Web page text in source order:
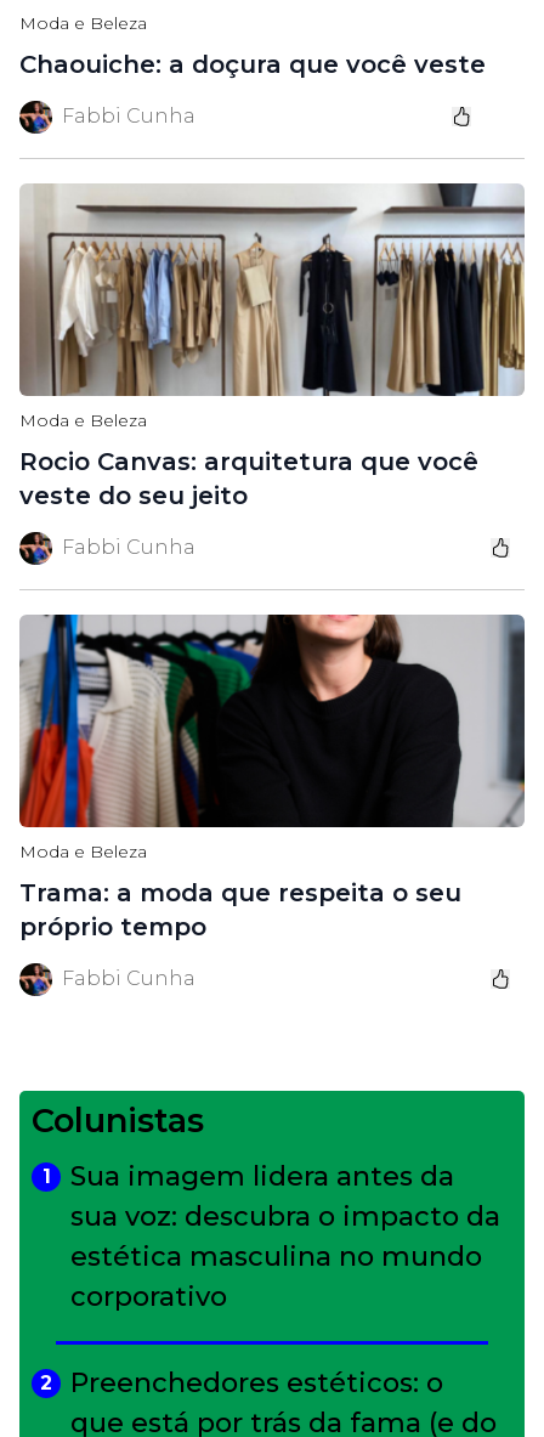
Moda e Beleza
Chaouiche: a doçura que você veste
Fabbi Cunha
Moda e Beleza
Rocio Canvas: arquitetura que você
veste do seu jeito
Fabbi Cunha
Moda e Beleza
Trama: a moda que respeita o seu
próprio tempo
Fabbi Cunha
Colunistas
1
Sua imagem lidera antes da
sua voz: descubra o impacto da
estética masculina no mundo
corporativo
2
Preenchedores estéticos: o
que está por trás da fama (e do